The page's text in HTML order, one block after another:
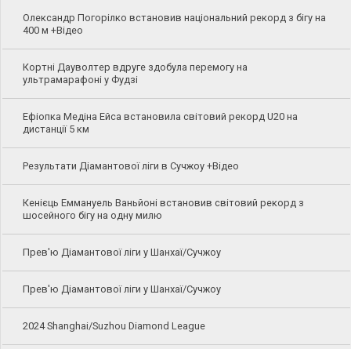
Олександр Погорілко встановив національний рекорд з бігу на
400 м +Відео
Кортні Дауволтер вдруге здобула перемогу на
ультрамарафоні у Фудзі
Ефіопка Медіна Ейса встановила світовий рекорд U20 на
дистанції 5 км
Результати Діамантової ліги в Сучжоу +Відео
Кенієць Еммануель Ваньйоні встановив світовий рекорд з
шосейного бігу на одну милю
Прев'ю Діамантової ліги у Шанхаї/Сучжоу
Прев'ю Діамантової ліги у Шанхаї/Сучжоу
2024 Shanghai/Suzhou Diamond League